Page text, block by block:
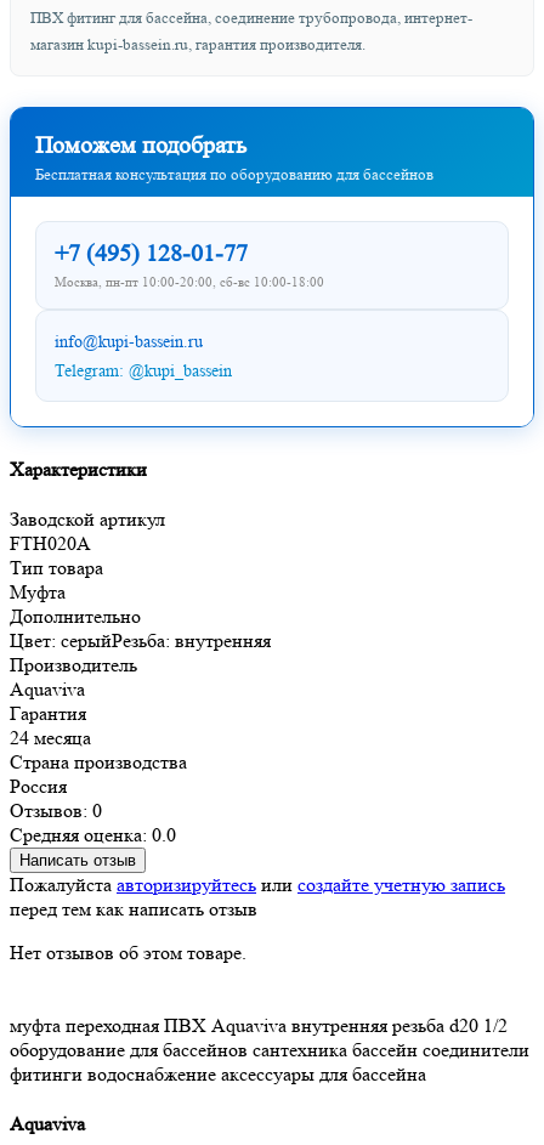
ПВХ фитинг для бассейна, соединение трубопровода, интернет-
магазин kupi-bassein.ru, гарантия производителя.
Поможем подобрать
Бесплатная консультация по оборудованию для бассейнов
+7 (495) 128-01-77
Москва, пн-пт 10:00-20:00, сб-вс 10:00-18:00
info@kupi-bassein.ru
Telegram: @kupi_bassein
Характеристики
Заводской артикул
FTH020A
Тип товара
Муфта
Дополнительно
Цвет: серыйРезьба: внутренняя
Производитель
Aquaviva
Гарантия
24 месяца
Страна производства
Россия
Отзывов: 0
Средняя оценка: 0.0
Написать отзыв
Пожалуйста авторизируйтесь или создайте учетную запись
перед тем как написать отзыв
Нет отзывов об этом товаре.
муфта переходная ПВХ Aquaviva внутренняя резьба d20 1/2
оборудование для бассейнов сантехника бассейн соединители
фитинги водоснабжение аксессуары для бассейна
Aquaviva